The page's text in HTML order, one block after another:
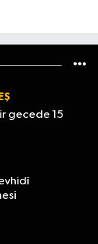
gecede 15